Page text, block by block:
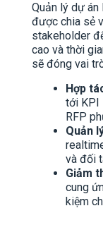
Quản lý dự
được chia sẻ
stakeholder
cao và thời
sẽ đóng vai
Hợp
tới KPI
RFP
Quản
và đối
Giảm
cung
kiệm